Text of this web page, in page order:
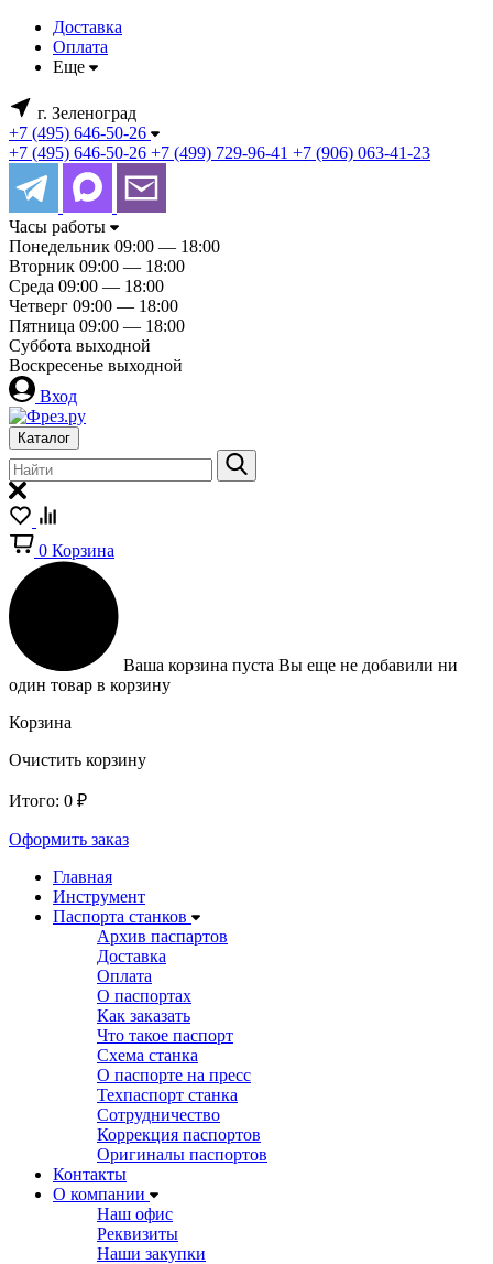
Доставка
Оплата
Еще
г. Зеленоград
+7 (495) 646-50-26
+7 (495) 646-50-26 +7 (499) 729-96-41 +7 (906) 063-41-23
Часы работы
Понедельник 09:00 — 18:00
Вторник 09:00 — 18:00
Среда 09:00 — 18:00
Четверг 09:00 — 18:00
Пятница 09:00 — 18:00
Суббота выходной
Воскресенье выходной
Вход
Каталог
0 Корзина
Ваша корзина пуста Вы еще не добавили ни
один товар в корзину
Корзина
Очистить корзину
Итого: 0 ₽
Оформить заказ
Главная
Инструмент
Паспорта станков
Архив паспартов
Доставка
Оплата
О паспортах
Как заказать
Что такое паспорт
Схема станка
О паспорте на пресс
Техпаспорт станка
Сотрудничество
Коррекция паспортов
Оригиналы паспортов
Контакты
О компании
Наш офис
Реквизиты
Наши закупки